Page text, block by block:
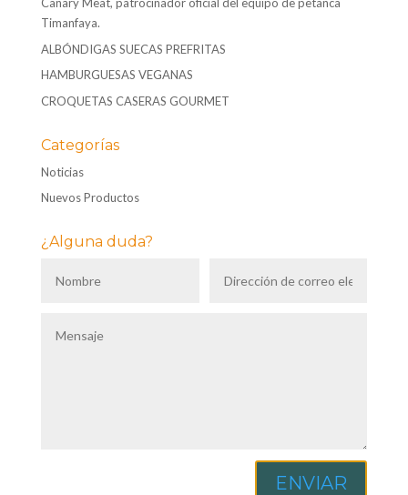
Canary Meat, patrocinador oficial del equipo de petanca
Timanfaya.
ALBÓNDIGAS SUECAS PREFRITAS
HAMBURGUESAS VEGANAS
CROQUETAS CASERAS GOURMET
Categorías
Noticias
Nuevos Productos
¿Alguna duda?
ENVIAR